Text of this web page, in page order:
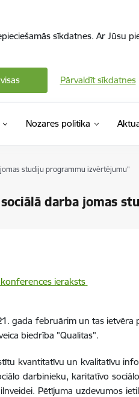
sīkdatnes. Ar Jūsu
Pārvaldīt sīkdatnes
Nozares politika
studiju programmu izvērtējumu"
darba jomas
ieraksts
gada februārim un tas
biedrība "Qualitas".
kvantitatīvu un kvalitatīvu
darbinieku, karitatīvo
Pētījuma uzdevumos